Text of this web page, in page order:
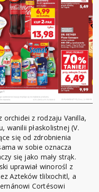
z rodzaju Vanilla,
wanilii płaskolistnej (V.
się od zdrobnienia
w sobie oznacza
się jako mały strąk.
uprawiał winorośl z
Azteków tlilxochitl, a
Cortésowi